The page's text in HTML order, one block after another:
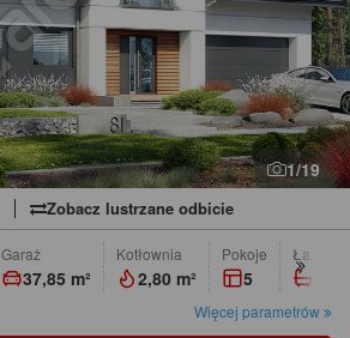
1/19
Zobacz lustrzane odbicie
Garaż
37,85 m²
Kotłownia
2,80 m²
pokoje
5
Więcej parametrów